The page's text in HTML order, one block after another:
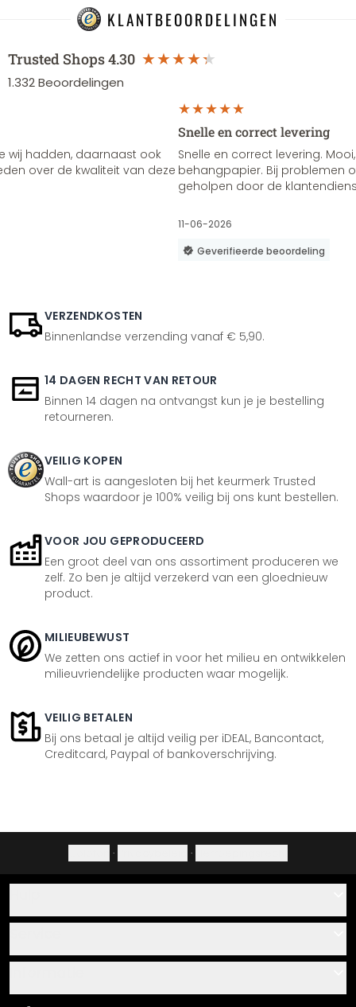
KLANTBEOORDELINGEN
Trusted Shops4.30
1.332Beoordelingen
wij hadden, daarnaast ook
over de kwaliteit van deze
Snelle en correct levering
Snelle en correct levering.
behangpapier. Bij problemen
geholpen door de
11-06-2026
Geverifieerde beoordeling
VERZENDKOSTEN
Binnenlandse verzending vanaf € 5,90.
14 DAGEN RECHT VAN RETOUR
Binnen 14 dagen na ontvangst kun je je bestelling
retourneren.
VEILIG KOPEN
Wall-art is aangesloten bij het keurmerk Trusted
Shops waardoor je 100% veilig bij ons kunt bestellen.
VOOR JOU GEPRODUCEERD
Een groot deel van ons assortiment produceren we
zelf. Zo ben je altijd verzekerd van een gloednieuw
product.
MILIEUBEWUST
We zetten ons actief in voor het milieu en ontwikkelen
milieuvriendelijke producten waar mogelijk.
VEILIG BETALEN
Bij ons betaal je altijd veilig per iDEAL, Bancontact,
Creditcard, Paypal of bankoverschrijving.
· ·
Over ons
Plak- en montagehandleidingen